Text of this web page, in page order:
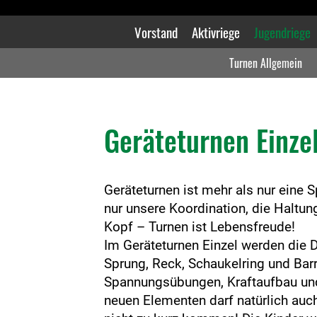
Vorstand Aktivriege Jugendriege
Turnen Allgemein
Geräteturnen
Geräteturnen ist mehr als nur eine
nur unsere Koordination, die
Kopf – Turnen ist Lebensfreude!
Im Geräteturnen Einzel werden die
Sprung, Reck, Schaukelring und
Spannungsübungen, Kraftaufbau
neuen Elementen darf natürlich